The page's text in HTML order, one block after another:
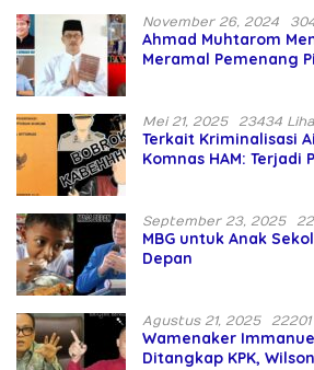
November 26, 2024
Ahmad Muhtarom
Meramal Pemenang
Mei 21, 2025 23434
Terkait Kriminalisasi
Komnas HAM: Terjadi
September 23, 2025
MBG untuk Anak
Depan
Agustus 21, 2025
Wamenaker
Ditangkap KPK,